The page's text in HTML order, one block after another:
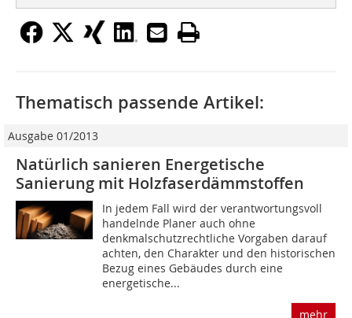
Thematisch passende Artikel:
Ausgabe 01/2013
Natürlich sanieren Energetische
Sanierung mit Holzfaserdämmstoffen
In jedem Fall wird der verantwortungsvoll
handelnde Planer auch ohne
denkmalschutzrechtliche Vorgaben darauf
achten, den Charakter und den historischen
Bezug eines Gebäudes durch eine
energetische...
mehr